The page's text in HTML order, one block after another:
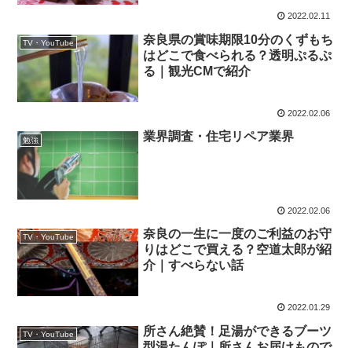
2022.02.11
TV・YouTube
奈良県の賞味期限10分のくずもち
はどこで食べられる？透明ぷるぷ
る｜観光CMで紹介
2022.02.06
勉強 業界調査・住宅リペア業界
2022.02.06
TV・YouTube
奈良の一生に一度のご利益のお守
りはどこで買える？空道太郎が紹
介｜すべらない話
2022.01.29
TV・YouTube
所さん絶賛！足湯ができるブーツ